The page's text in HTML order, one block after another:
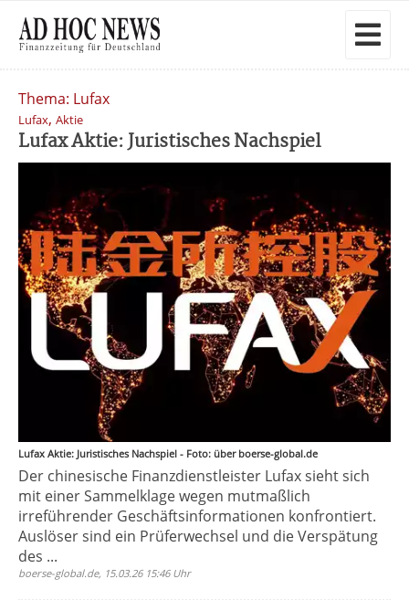
Thema: Lufax
Lufax, Aktie
Lufax Aktie: Juristisches Nachspiel
Lufax Aktie: Juristisches Nachspiel - Foto: über boerse-global.de
Der chinesische Finanzdienstleister Lufax sieht sich
mit einer Sammelklage wegen mutmaßlich
irreführender Geschäftsinformationen konfrontiert.
Auslöser sind ein Prüferwechsel und die Verspätung
des ...
boerse-global.de, 15.03.26 15:46 Uhr